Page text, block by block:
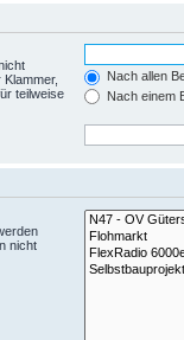
teilweise
Nach allen
Nach einem
nicht